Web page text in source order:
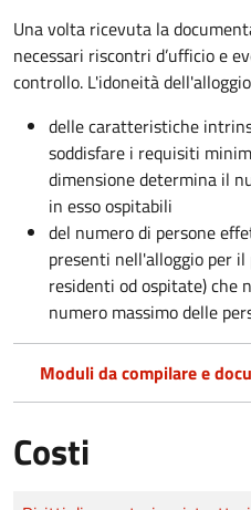
Una volta ricevuta la
necessari riscontri d’ufficio e
controllo. L'idoneità
delle caratteristiche
soddisfare i requisiti
dimensione determina il
in esso ospitabili
del numero di persone
presenti nell'alloggio per
residenti od ospitate) che
numero massimo delle
Moduli da compilare e
Costi
Tipo di pagamento
Importo